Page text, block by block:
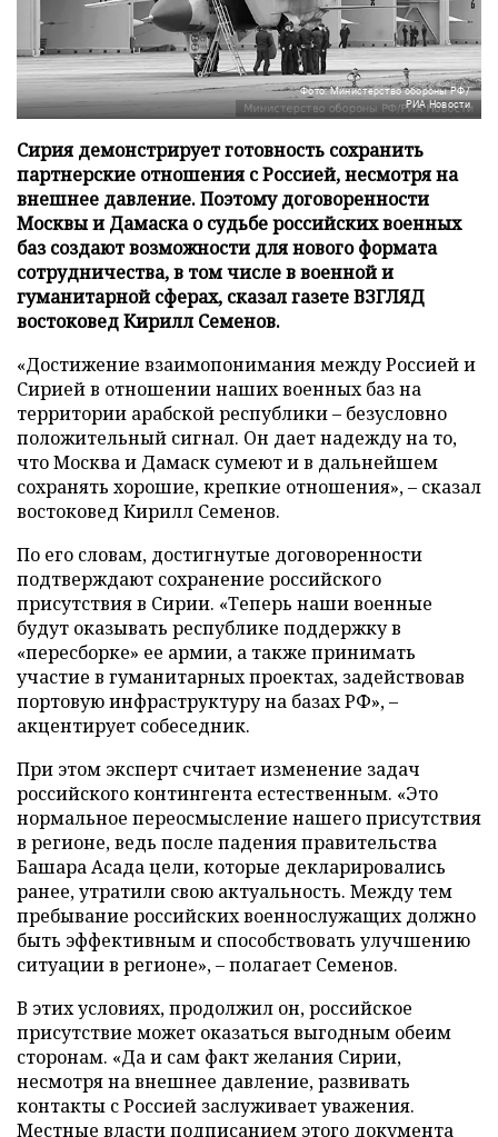
Фото: Министерство обороны РФ/
РИА Новости
Сирия демонстрирует готовность сохранить
партнерские отношения с Россией, несмотря на
внешнее давление. Поэтому договоренности
Москвы и Дамаска о судьбе российских военных
баз создают возможности для нового формата
сотрудничества, в том числе в военной и
гуманитарной сферах, сказал газете ВЗГЛЯД
востоковед Кирилл Семенов.
«Достижение взаимопонимания между Россией и
Сирией в отношении наших военных баз на
территории арабской республики – безусловно
положительный сигнал. Он дает надежду на то,
что Москва и Дамаск сумеют и в дальнейшем
сохранять хорошие, крепкие отношения», – сказал
востоковед Кирилл Семенов.
По его словам, достигнутые договоренности
подтверждают сохранение российского
присутствия в Сирии. «Теперь наши военные
будут оказывать республике поддержку в
«пересборке» ее армии, а также принимать
участие в гуманитарных проектах, задействовав
портовую инфраструктуру на базах РФ», –
акцентирует собеседник.
При этом эксперт считает изменение задач
российского контингента естественным. «Это
нормальное переосмысление нашего присутствия
в регионе, ведь после падения правительства
Башара Асада цели, которые декларировались
ранее, утратили свою актуальность. Между тем
пребывание российских военнослужащих должно
быть эффективным и способствовать улучшению
ситуации в регионе», – полагает Семенов.
В этих условиях, продолжил он, российское
присутствие может оказаться выгодным обеим
сторонам. «Да и сам факт желания Сирии,
несмотря на внешнее давление, развивать
контакты с Россией заслуживает уважения.
Местные власти подписанием этого документа